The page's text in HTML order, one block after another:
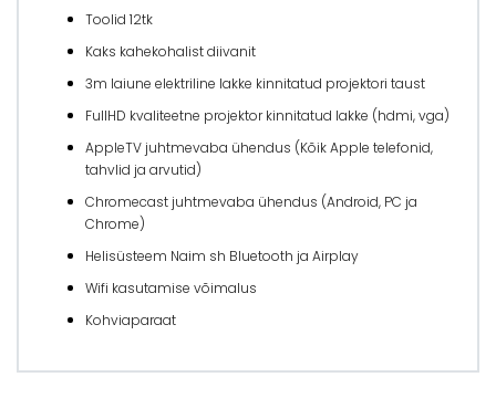
Toolid 12tk
Kaks kahekohalist diivanit
3m laiune elektriline lakke kinnitatud projektori taust
FullHD kvaliteetne projektor kinnitatud lakke (hdmi, vga)
AppleTV juhtmevaba ühendus (Kõik Apple telefonid,
tahvlid ja arvutid)
Chromecast juhtmevaba ühendus (Android, PC ja
Chrome)
Helisüsteem Naim sh Bluetooth ja Airplay
Wifi kasutamise võimalus
Kohviaparaat